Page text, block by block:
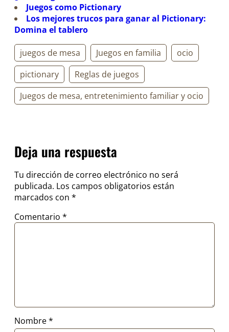
Juegos como Pictionary
Los mejores trucos para ganar al Pictionary:
Domina el tablero
juegos de mesa Juegos en familia
ocio
pictionary
Reglas de juegos
Juegos de mesa, entretenimiento familiar y ocio
Deja una respuesta
Tu dirección de correo electrónico no será
publicada. Los campos obligatorios están
marcados con *
Comentario *
Nombre*